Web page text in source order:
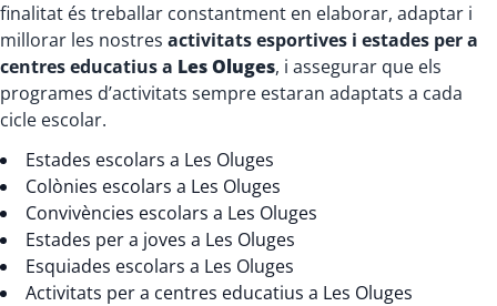
finalitat és treballar constantment en elaborar, adaptar i
millorar les nostres activitats esportives i estades per a
centres educatius a Les Oluges, i assegurar que els
programes d’activitats sempre estaran adaptats a cada
cicle escolar.
Estades escolars a Les Oluges
Colònies escolars a Les Oluges
Convivències escolars a Les Oluges
Estades per a joves a Les Oluges
Esquiades escolars a Les Oluges
Activitats per a centres educatius a Les Oluges